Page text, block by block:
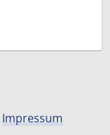
Impressum